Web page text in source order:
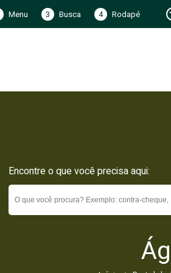
Menu 3 Busca 4 Rodapé
Encontre o que você precisa aqui: